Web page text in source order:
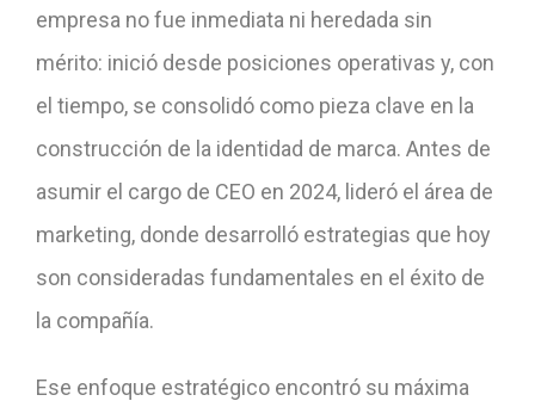
empresa no fue inmediata ni heredada sin
mérito: inició desde posiciones operativas y, con
el tiempo, se consolidó como pieza clave en la
construcción de la identidad de marca. Antes de
asumir el cargo de CEO en 2024, lideró el área de
marketing, donde desarrolló estrategias que hoy
son consideradas fundamentales en el éxito de
la compañía.
Ese enfoque estratégico encontró su máxima